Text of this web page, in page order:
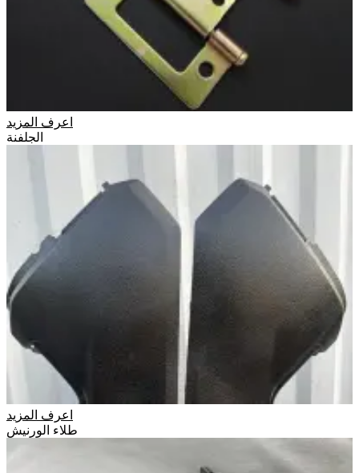
اعرف المزيد
الجلفنة
اعرف المزيد
طلاء الورنيش